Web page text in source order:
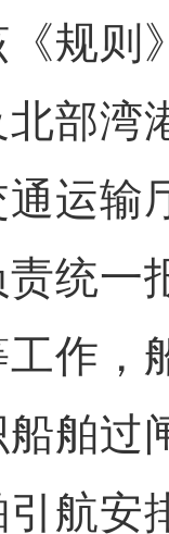
则
部湾
运输
统一
作，
舶过
航安